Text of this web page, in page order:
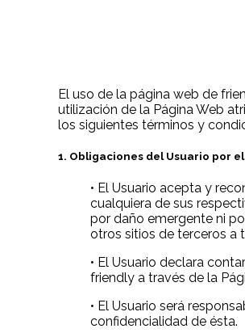
El uso de la página web de
utilización de la Página Web
los siguientes términos y
1. Obligaciones del Usuario por
• El Usuario acepta y
cualquiera de sus
por daño emergente ni
otros sitios de terceros a
• El Usuario declara
friendly a través de la
• El Usuario será
confidencialidad de ésta.